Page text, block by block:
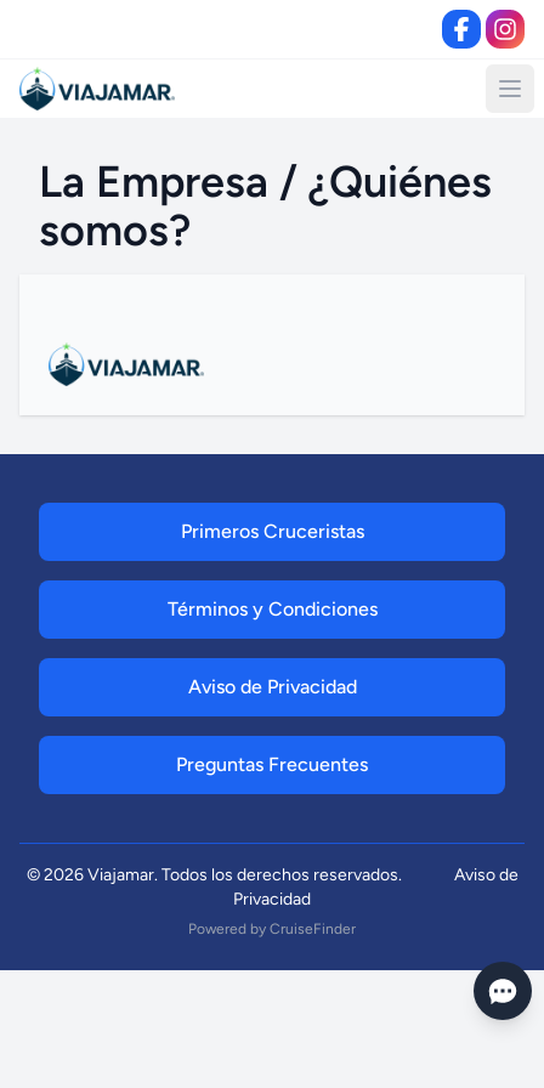
La Empresa / ¿Quiénes
somos?
Primeros Cruceristas
Términos y Condiciones
Aviso de Privacidad
Preguntas Frecuentes
© 2026 Viajamar. Todos los derechos reservados.
Aviso de
Privacidad
Powered by CruiseFinder